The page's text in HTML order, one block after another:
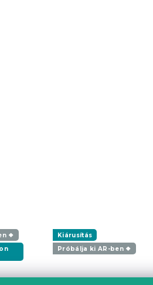
❖
Kiárusítás
Próbálja ki AR-ben ❖